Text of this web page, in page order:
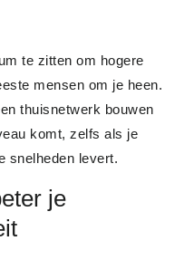
te zitten om hogere
mensen om je heen.
thuisnetwerk bouwen
komt, zelfs als je
snelheden levert.
je